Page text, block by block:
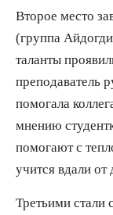
Второе место
(группа
таланты
преподаватель
помогала
мнению
помогают с
учится вдали от
Третьими стали